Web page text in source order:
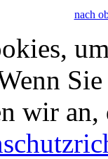
nach
wir